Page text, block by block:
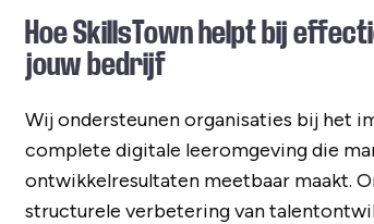
Hoe SkillsTown helpt bij
jouw bedrijf
Wij ondersteunen organisaties bij het
complete digitale leeromgeving die
ontwikkelresultaten meetbaar maakt.
structurele verbetering van